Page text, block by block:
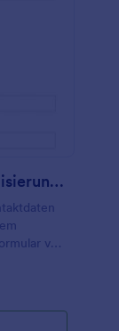
Patienteninformationen Aktualisierungsformular
von